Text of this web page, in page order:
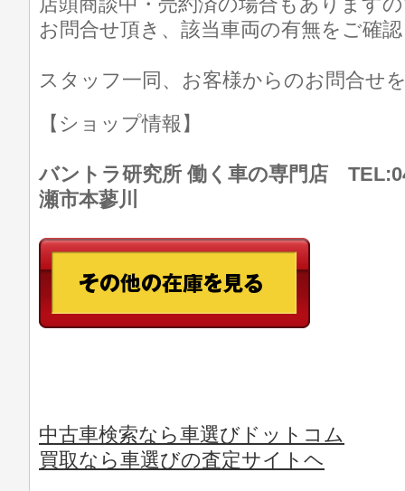
お問合せ頂き、該当車両の有無をご確
スタッフ一同、お客様からのお問合せ
【ショップ情報】
バントラ研究所 働く車の専門店
瀬市本蓼川
中古車検索なら車選びドットコム
買取なら車選びの査定サイトヘ